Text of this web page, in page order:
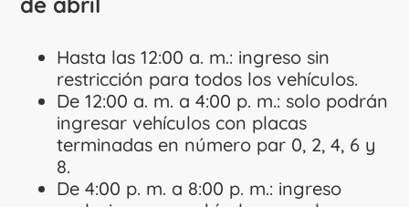
Hasta las 12:00 a. m.: ingreso sin
restricción para todos los vehículos.
De 12:00 a. m. a 4:00 p. m.: solo podrán
ingresar vehículos con placas
terminadas en número par 0, 2, 4, 6 y
8.
De 4:00 p. m. a 8:00 p. m.: ingreso